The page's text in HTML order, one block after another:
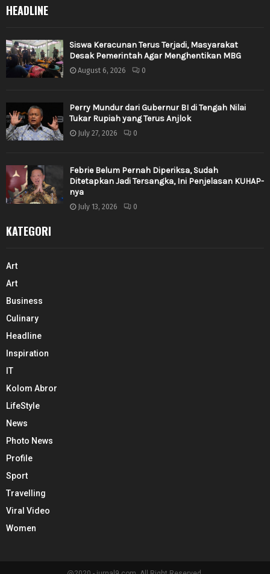
HEADLINE
Siswa Keracunan Terus Terjadi, Masyarakat
Desak Pemerintah Agar Menghentikan MBG
August 6, 2026 0
Perry Mundur dari Gubernur BI di Tengah Nilai
Tukar Rupiah yang Terus Anjlok
July 27, 2026 0
Febrie Belum Pernah Diperiksa, Sudah
Ditetapkan Jadi Tersangka, Ini Penjelasan KUHAP-
nya
July 13, 2026 0
KATEGORI
Art
Art
Business
Culinary
Headline
Inspiration
IT
Kolom Abror
LifeStyle
News
Photo News
Profile
Sport
Travelling
Viral Video
Women